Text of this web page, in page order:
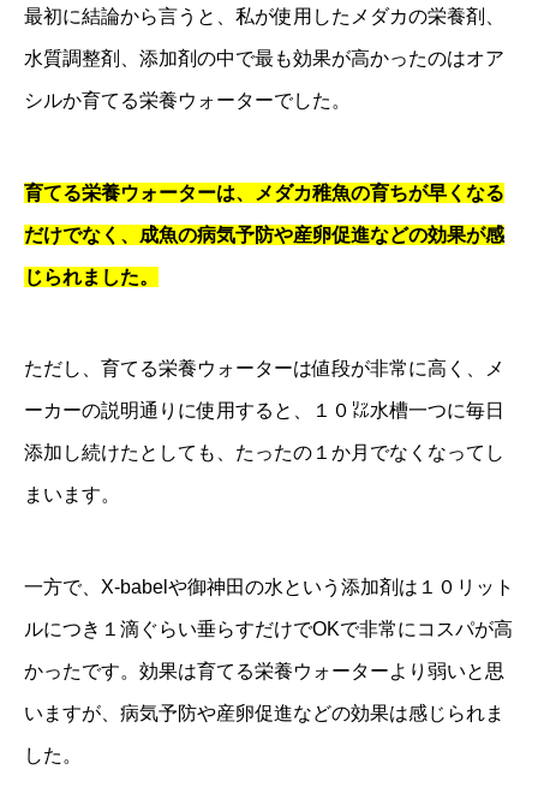
最初に結論から言うと、私が使用したメダカの栄養剤、
水質調整剤、添加剤の中で最も効果が高かったのはオア
シルか育てる栄養ウォーターでした。
育てる栄養ウォーターは、メダカ稚魚の育ちが早くなる
だけでなく、成魚の病気予防や産卵促進などの効果が感
じられました。
ただし、育てる栄養ウォーターは値段が非常に高く、メ
ーカーの説明通りに使用すると、１０㍑水槽一つに毎日
添加し続けたとしても、たったの１か月でなくなってし
まいます。
一方で、X-babelや御神田の水という添加剤は１０リット
ルにつき１滴ぐらい垂らすだけでOKで非常にコスパが高
かったです。効果は育てる栄養ウォーターより弱いと思
いますが、病気予防や産卵促進などの効果は感じられま
した。